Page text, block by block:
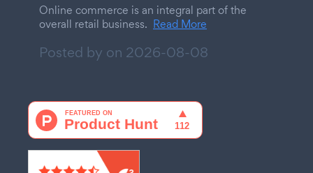
Online commerce is an integral part of the
overall retail business. Read More
Posted by on 2026-08-08